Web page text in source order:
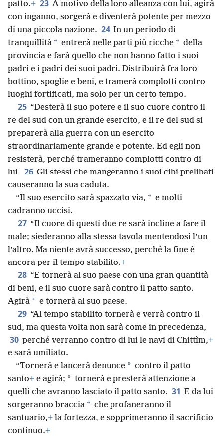
patto.+ 23 A motivo della loro alleanza con lui, agirà
con inganno, sorgerà e diventerà potente per mezzo
di una piccola nazione. 24 In un periodo di
tranquillità * entrerà nelle parti più ricche * della
provincia e farà quello che non hanno fatto i suoi
padri e i padri dei suoi padri. Distribuirà fra loro
bottino, spoglie e beni, e tramerà complotti contro
luoghi fortificati, ma solo per un certo tempo.
25 “Desterà il suo potere e il suo cuore contro il
re del sud con un grande esercito, e il re del sud si
preparerà alla guerra con un esercito
straordinariamente grande e potente. Ed egli non
resisterà, perché trameranno complotti contro di
lui. 26 Gli stessi che mangeranno i suoi cibi prelibati
causeranno la sua caduta.
“Il suo esercito sarà spazzato via, * e molti
cadranno uccisi.
27 “Il cuore di questi due re sarà incline a fare il
male; siederanno alla stessa tavola mentendosi l’un
l’altro. Ma niente avrà successo, perché la fine è
ancora per il tempo stabilito.+
28 “E tornerà al suo paese con una gran quantità
di beni, e il suo cuore sarà contro il patto santo.
Agirà * e tornerà al suo paese.
29 “Al tempo stabilito tornerà e verrà contro il
sud, ma questa volta non sarà come in precedenza,
30 perché verranno contro di lui le navi di Chittìm,+
e sarà umiliato.
“Tornerà e lancerà denunce * contro il patto
santo+ e agirà; * tornerà e presterà attenzione a
quelli che avranno lasciato il patto santo. 31 E da lui
sorgeranno braccia * che profaneranno il
santuario,+ la fortezza, e sopprimeranno il sacrificio
continuo.+